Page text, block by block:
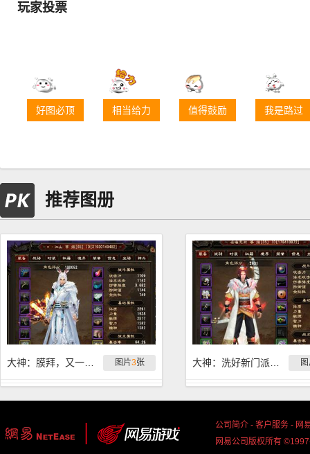
玩家投票
好图必顶 相当给力 值得鼓励 我是路过
推荐图册
图片3张
公司简介 - 客户服务 - 网
网易公司版权所有